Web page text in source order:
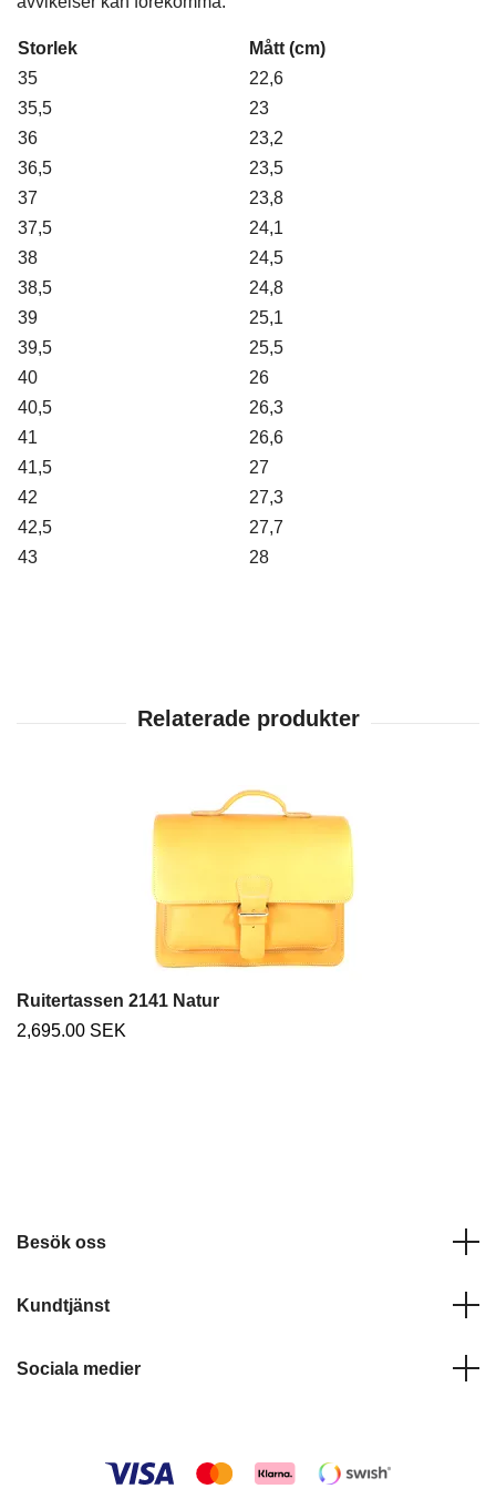
Storlek
Mått (cm)
35
22,6
35,5
23
36
23,2
36,5
23,5
37
23,8
37,5
24,1
38
24,5
38,5
24,8
39
25,1
39,5
25,5
40
26
40,5
26,3
41
26,6
41,5
27
42
27,3
42,5
27,7
43
28
Ruitertassen 2141 Natur
2,695.00 SEK
Besök oss
Kundtjänst
Sociala medier